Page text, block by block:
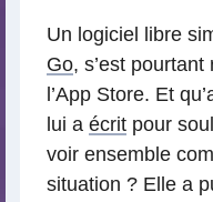
Un logiciel libre
Go, s’est
l’App Store. Et
lui a écrit pour
voir ensemble
situation ? Elle a